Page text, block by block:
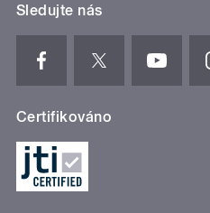
Sledujte nás
Certifikováno